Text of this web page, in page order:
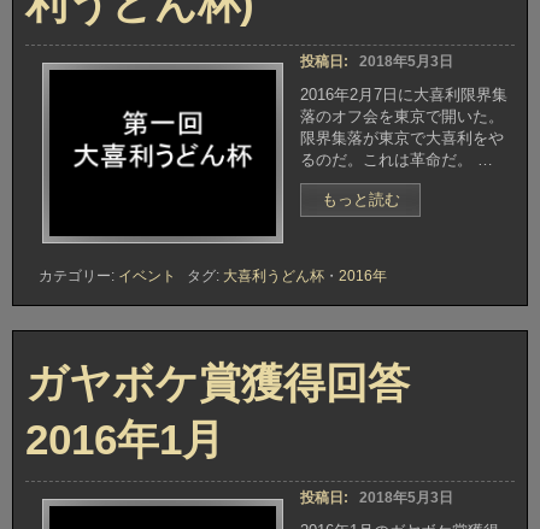
投稿日: 2018年5月3日
2016年2月7日に大喜利限界集
落のオフ会を東京で開いた。
限界集落が東京で大喜利をや
るのだ。これは革命だ。 …
もっと読む“2016
年
日
大
利
限
オ
フ
会
カテゴリー: イベント タグ: 大喜利うどん杯 ・ 2016年
ガヤボケ賞獲得回答
2016年1月
投稿日: 2018年5月3日